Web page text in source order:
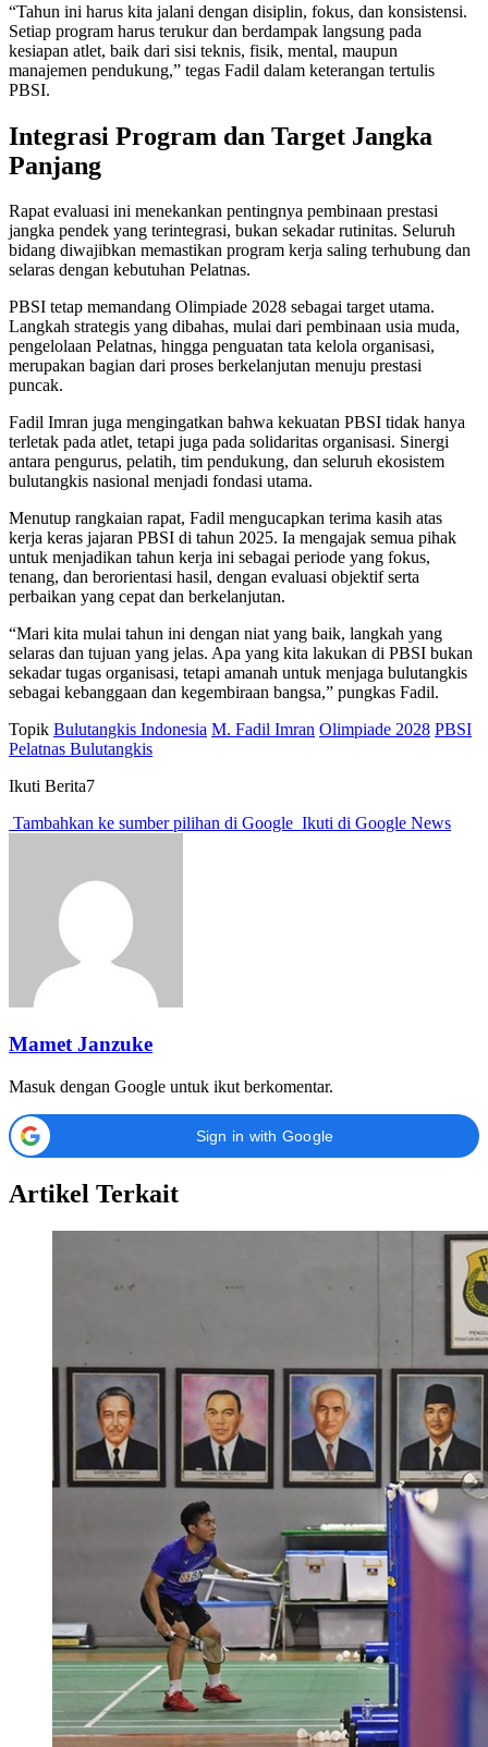
“Tahun ini harus kita jalani dengan disiplin, fokus, dan konsistensi.
Setiap program harus terukur dan berdampak langsung pada
kesiapan atlet, baik dari sisi teknis, fisik, mental, maupun
manajemen pendukung,” tegas Fadil dalam keterangan tertulis
PBSI.
Integrasi Program dan Target Jangka
Panjang
Rapat evaluasi ini menekankan pentingnya pembinaan prestasi
jangka pendek yang terintegrasi, bukan sekadar rutinitas. Seluruh
bidang diwajibkan memastikan program kerja saling terhubung dan
selaras dengan kebutuhan Pelatnas.
PBSI tetap memandang Olimpiade 2028 sebagai target utama.
Langkah strategis yang dibahas, mulai dari pembinaan usia muda,
pengelolaan Pelatnas, hingga penguatan tata kelola organisasi,
merupakan bagian dari proses berkelanjutan menuju prestasi
puncak.
Fadil Imran juga mengingatkan bahwa kekuatan PBSI tidak hanya
terletak pada atlet, tetapi juga pada solidaritas organisasi. Sinergi
antara pengurus, pelatih, tim pendukung, dan seluruh ekosistem
bulutangkis nasional menjadi fondasi utama.
Menutup rangkaian rapat, Fadil mengucapkan terima kasih atas
kerja keras jajaran PBSI di tahun 2025. Ia mengajak semua pihak
untuk menjadikan tahun kerja ini sebagai periode yang fokus,
tenang, dan berorientasi hasil, dengan evaluasi objektif serta
perbaikan yang cepat dan berkelanjutan.
“Mari kita mulai tahun ini dengan niat yang baik, langkah yang
selaras dan tujuan yang jelas. Apa yang kita lakukan di PBSI bukan
sekadar tugas organisasi, tetapi amanah untuk menjaga bulutangkis
sebagai kebanggaan dan kegembiraan bangsa,” pungkas Fadil.
Topik Bulutangkis Indonesia M. Fadil Imran Olimpiade 2028 PBSI
Pelatnas Bulutangkis
Ikuti Berita7
Tambahkan ke sumber pilihan di Google Ikuti di Google News
Mamet Janzuke
Masuk dengan Google untuk ikut berkomentar.
Sign in with Google
Artikel Terkait